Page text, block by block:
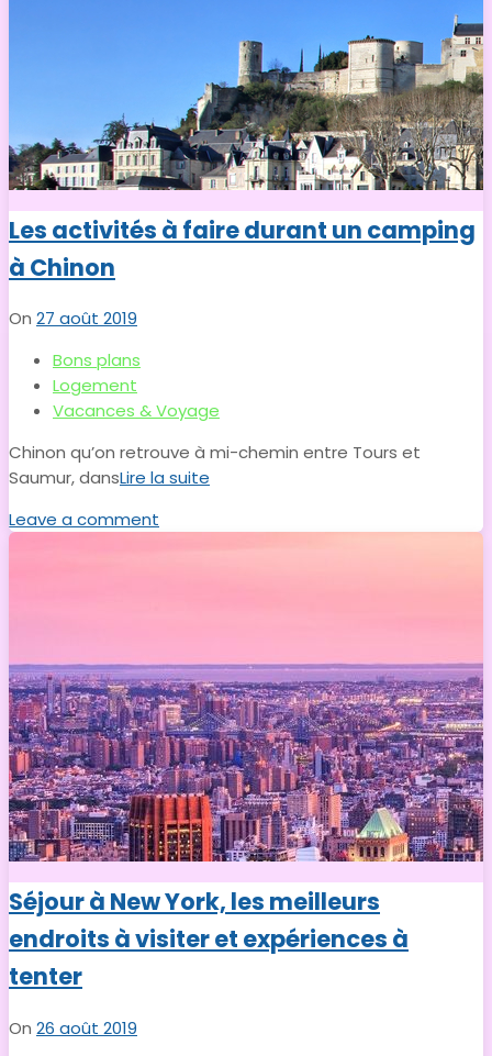
Les activités à faire durant un camping
à Chinon
On 27 août 2019
Bons plans
Logement
Vacances & Voyage
Chinon qu’on retrouve à mi-chemin entre Tours et
Saumur, dansLire la suite
Leave a comment
Séjour à New York, les meilleurs
endroits à visiter et expériences à
tenter
On 26 août 2019